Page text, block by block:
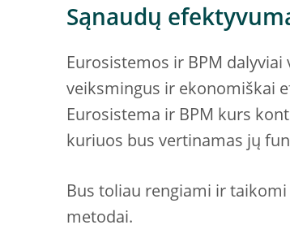
Sąnaudų
Eurosistemos ir BPM
veiksmingus ir ekonomiškai
Eurosistema ir BPM kurs
kuriuos bus vertinamas jų
Bus toliau rengiami ir
metodai.